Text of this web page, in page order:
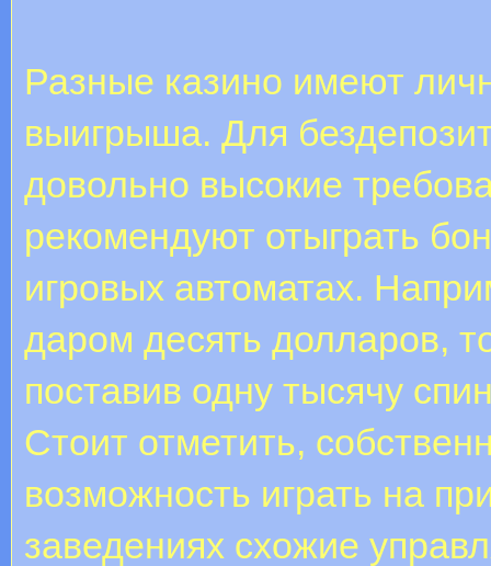
Разные казино имеют
выигрыша. Для
довольно высокие
рекомендуют отыграть
игровых автоматах.
даром десять долларов,
поставив одну тысячу
Стоит отметить,
возможность играть на
заведениях схожие